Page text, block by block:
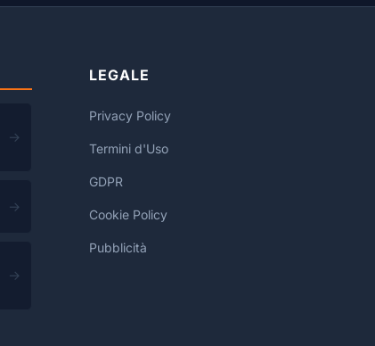
→
→
→
LEGALE
Privacy Policy
Termini d'Uso
GDPR
Cookie Policy
Pubblicità